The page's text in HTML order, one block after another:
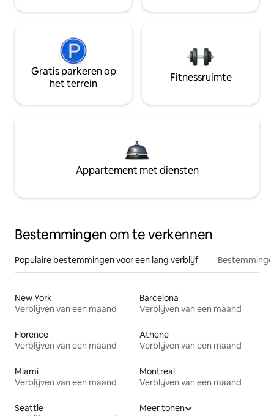
Gratis parkeren op
het terrein
Fitnessruimte
Appartement met diensten
Bestemmingen om te verkennen
Populaire bestemmingen voor een lang verblijf
New York
Verblijven van een maand
Barcelona
Verblijven van een maand
Florence
Verblijven van een maand
Athene
Verblijven van een maand
Miami
Verblijven van een maand
Montreal
Verblijven van een maand
Seattle
Meer tonen